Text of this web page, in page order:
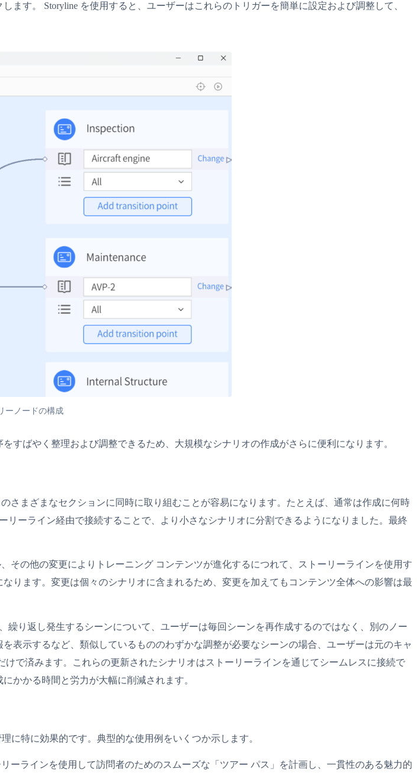
す。 Storyline を使用すると、ユーザーはこれらのトリガーを簡単に設定および調整して、
ーノードの構成
すばやく整理および調整できるため、大規模なシナリオの作成がさらに便利になります。
まざまなセクションに同時に取り組むことが容易になります。たとえば、通常は作成に何時
ーライン経由で接続することで、より小さなシナリオに分割できるようになりました。最終
の他の変更によりトレーニング コンテンツが進化するにつれて、ストーリーラインを使用す
ります。変更は個々のシナリオに含まれるため、変更を加えてもコンテンツ全体への影響は最
り返し発生するシーンについて、ユーザーは毎回シーンを再作成するのではなく、別のノー
表示するなど、類似しているもののわずかな調整が必要なシーンの場合、ユーザーは元のキャ
で済みます。これらの更新されたシナリオはストーリーラインを通じてシームレスに接続で
かかる時間と労力が大幅に削減されます。
に特に効果的です。典型的な使用例をいくつか示します。
ラインを使用して訪問者のためのスムーズな「ツアー パス」を計画し、一貫性のある魅力的